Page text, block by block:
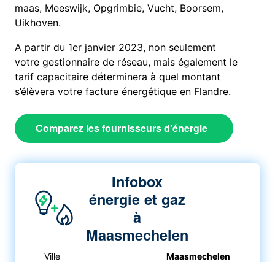
maas, Meeswijk, Opgrimbie, Vucht, Boorsem,
Uikhoven.
A partir du 1er janvier 2023, non seulement
votre gestionnaire de réseau, mais également le
tarif capacitaire déterminera à quel montant
s’élèvera votre facture énergétique en Flandre.
Comparez les fournisseurs d'énergie
Infobox
énergie et gaz
à
Maasmechelen
Ville Maasmechelen